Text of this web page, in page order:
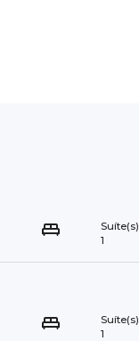
Suíte(s)
1
Suíte(s)
1